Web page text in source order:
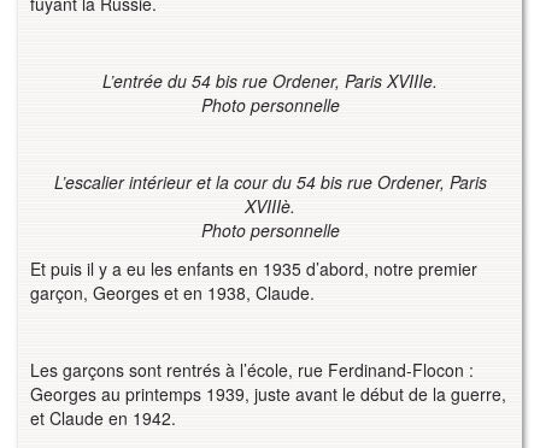
L’entrée du 54 bis rue Ordener, Paris XVIIIe.
Photo personnelle
L’escalier intérieur et la cour du 54 bis rue Ordener, Paris
XVIIIè.
Photo personnelle
Et puis il y a eu les enfants en 1935 d’abord, notre premier
garçon, Georges et en 1938, Claude.
Les garçons sont rentrés à l’école, rue Ferdinand-Flocon :
Georges au printemps 1939, juste avant le début de la guerre,
et Claude en 1942.